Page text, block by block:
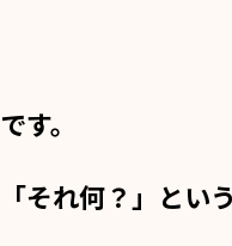
す。
それ何？」とい